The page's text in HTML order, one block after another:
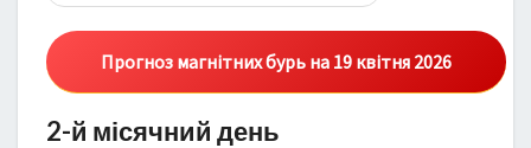
Прогноз магнітних бурь на 19 квітня 2026
2-й місячний день